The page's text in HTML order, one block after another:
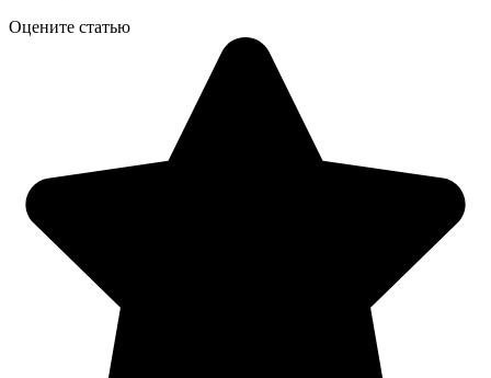
Оцените статью